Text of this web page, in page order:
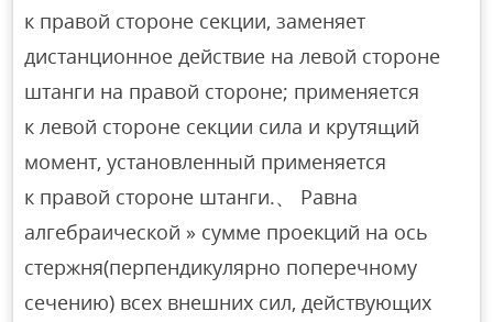
к правой стороне секции, заменяет
дистанционное действие на левой стороне
штанги на правой стороне; применяется
к левой стороне секции сила и крутящий
момент, установленный применяется
к правой стороне штанги.、 Равна
алгебраической » сумме проекций на ось
стержня(перпендикулярно поперечному
сечению) всех внешних сил, действующих